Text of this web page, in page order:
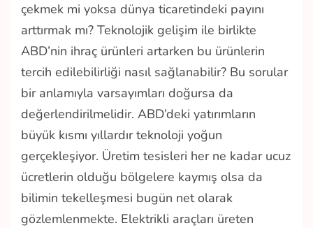
çekmek mi yoksa dünya ticaretindeki payını
arttırmak mı? Teknolojik gelişim ile birlikte
ABD’nin ihraç ürünleri artarken bu ürünlerin
tercih edilebilirliği nasıl sağlanabilir? Bu sorular
bir anlamıyla varsayımları doğursa da
değerlendirilmelidir. ABD’deki yatırımların
büyük kısmı yıllardır teknoloji yoğun
gerçekleşiyor. Üretim tesisleri her ne kadar ucuz
ücretlerin olduğu bölgelere kaymış olsa da
bilimin tekelleşmesi bugün net olarak
gözlemlenmekte. Elektrikli araçları üreten